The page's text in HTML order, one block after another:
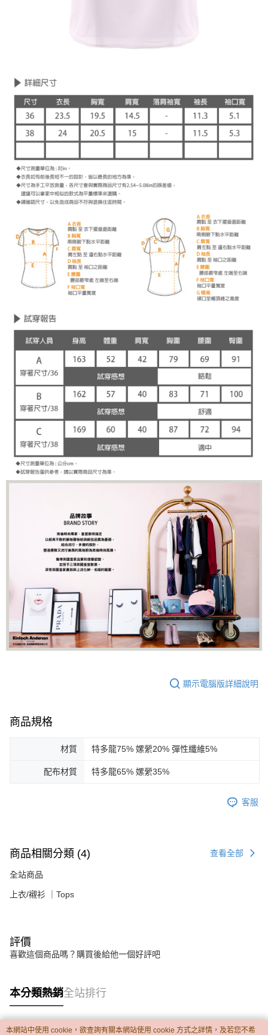
顯示電腦版詳細說明
商品規格
材質 特多龍75% 嫘縈20% 彈性纖維5%
配布材質 特多龍65% 嫘縈35%
客服
商品相關分類 (4) 查看全部
全站商品
上衣/襯衫 ｜Tops
評價
喜歡這個商品嗎？購買後給他一個好評吧
本分類熱銷全站排行
本網站中使用 cookie，欲查詢有關本網站使用 cookie 方式之詳情，及若您不希